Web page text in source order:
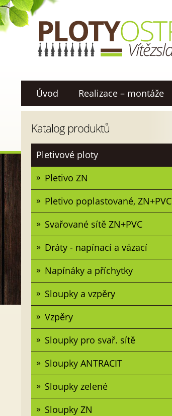
Úvod Realizace – montáže
Katalog produktů
Pletivové ploty
Pletivo ZN
Pletivo poplastované, ZN+PVC
Svařované sítě ZN+PVC
Dráty - napínací a vázací
Napínáky a příchytky
Sloupky a vzpěry
Vzpěry
Sloupky pro svař. sítě
Sloupky ANTRACIT
Sloupky zelené
Sloupky ZN